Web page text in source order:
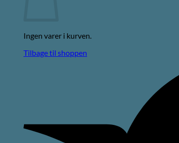
Ingen varer i kurven.
Tilbage til shoppen